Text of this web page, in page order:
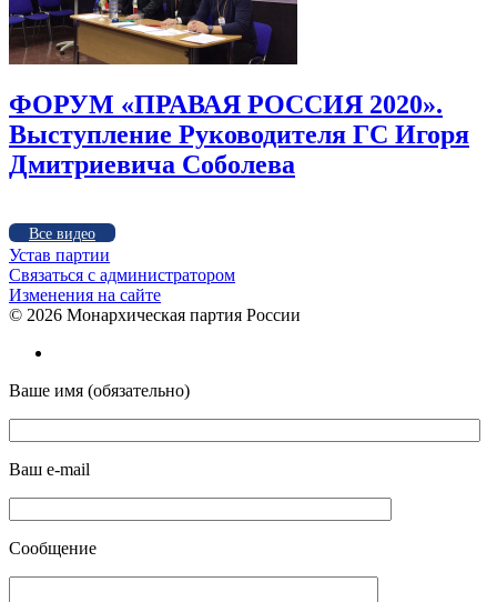
ФОРУМ «ПРАВАЯ РОССИЯ 2020».
Выступление Руководителя ГС Игоря
Дмитриевича Соболева
Все видео
Устав партии
Связаться с администратором
Изменения на сайте
© 2026 Монархическая партия России
Ваше имя (обязательно)
Ваш e-mail
Сообщение